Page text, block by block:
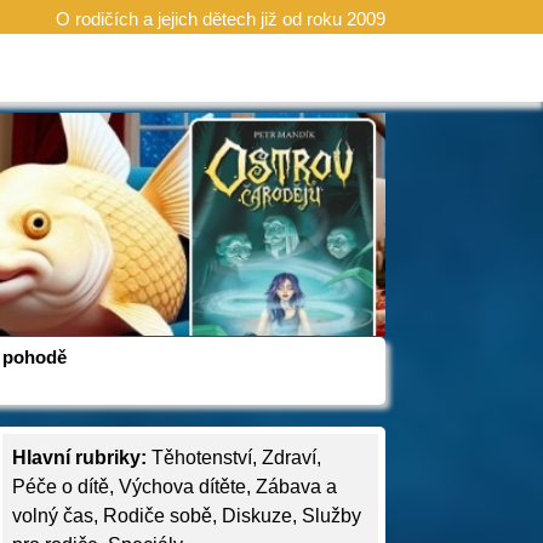
O rodičích a jejich dětech již od roku 2009
Hlavní rubriky: Těhotenství, Zdraví,
Péče o dítě, Výchova dítěte, Zábava a
volný čas, Rodiče sobě, Diskuze, Služby